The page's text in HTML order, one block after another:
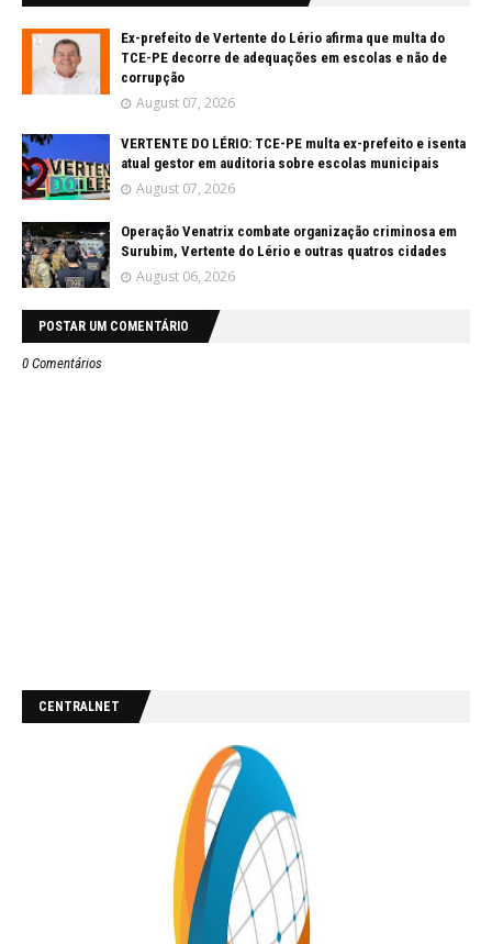
Ex-prefeito de Vertente do Lério afirma que multa do
TCE-PE decorre de adequações em escolas e não de
corrupção
August 07, 2026
VERTENTE DO LÉRIO: TCE-PE multa ex-prefeito e isenta
atual gestor em auditoria sobre escolas municipais
August 07, 2026
Operação Venatrix combate organização criminosa em
Surubim, Vertente do Lério e outras quatros cidades
August 06, 2026
POSTAR UM COMENTÁRIO
0 Comentários
CENTRALNET